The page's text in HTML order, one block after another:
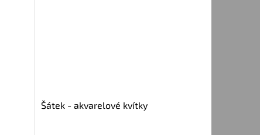
Šátek - akvarelové kvítky